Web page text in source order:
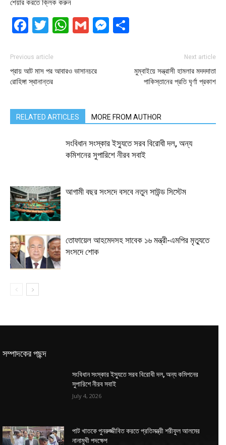
শেয়ার করতে ক্লিক করুন
Facebook
Twitter
WhatsApp
GmailMessenger
Previous article
প্রায় আট মাস পর আবারও ভাসানচরে
রোহিঙ্গা স্থানান্তর
Next article
মুম্বাইয়ে সন্ত্রাসী ‌‌হামলার মদদদাতা
পাকিস্তানের প্রতি ঘৃর্ণা প্রকাশ
RELATED ARTICLES MORE FROM AUTHOR
সংবিধান সংস্কার ইস্যুতে সরব বিরোধী দল, অন্য
কমিশনের সুপারিশে নীরব সবাই
আগামী বছর সংসদে বসবে নতুন সাউন্ড সিস্টেম
তোফায়েল আহমেদসহ সাবেক ১৬ মন্ত্রী-এমপির মৃত্যুতে
সংসদে শোক
সম্পাদকের পছন্দ
সংবিধান সংস্কার ইস্যুতে সরব বিরোধী দল, অন্য কমিশনের
সুপারিশে নীরব সবাই
July 4, 2026
পাট খাতকে পুনরুজ্জীবিত করতে প্রতিমন্ত্রী শরীফুল আলমের
নানামুখী পদক্ষেপ